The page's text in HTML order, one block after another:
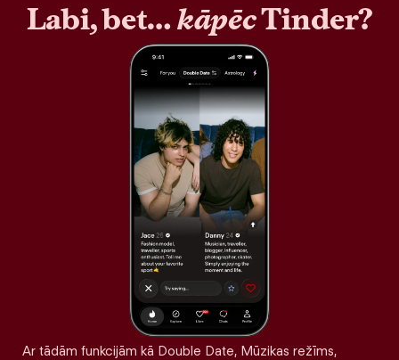
Labi, bet…kāpēcTinder?
Ar tādām funkcijām kā Double Date, Mūzikas režīms,